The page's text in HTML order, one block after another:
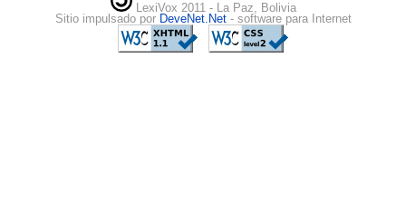
LexiVox 2011 - La Paz, Bolivia
Sitio impulsado por DeveNet.Net - software para Internet